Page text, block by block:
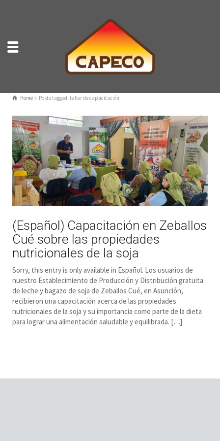
Home Posts tagged: taller de capacitación
(Español) Capacitación en Zeballos
Cué sobre las propiedades
nutricionales de la soja
Sorry, this entry is only available in Español. Los usuarios de
nuestro Establecimiento de Producción y Distribución gratuita
de leche y bagazo de soja de Zeballos Cué, en Asunción,
recibieron una capacitación acerca de las propiedades
nutricionales de la soja y su importancia como parte de la dieta
para lograr una alimentación saludable y equilibrada. […]